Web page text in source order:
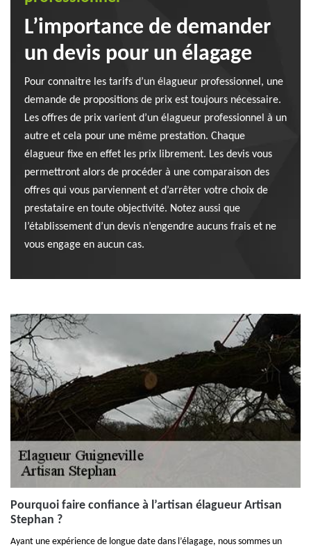
L’importance de demander
un devis pour un élagage
Pour connaitre les tarifs d’un élagueur professionnel, une
demande de propositions de prix est toujours nécessaire.
Les offres de prix varient d’un élagueur professionnel à un
autre et cela pour une même prestation. Chaque
élagueur fixe en effet les prix librement. Les devis vous
permettront alors de procéder à une comparaison des
offres qui vous parviennent et d’arrêter votre choix de
prestataire en toute objectivité. Notez aussi que
l’établissement d’un devis n’engendre aucuns frais et ne
vous engage en aucun cas.
Pourquoi faire confiance à l’artisan élagueur Artisan
Stephan ?
Ayant une expérience de longue date dans l’élagage, nous sommes un